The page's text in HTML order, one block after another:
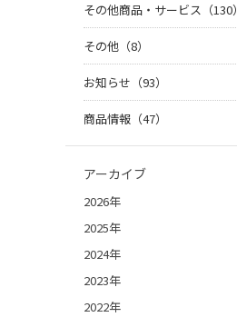
その他商品・サービス（130）
その他（8）
お知らせ（93）
商品情報（47）
アーカイブ
2026年
2025年
2024年
2023年
2022年